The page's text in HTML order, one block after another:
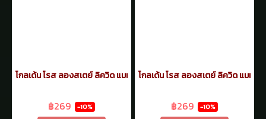
โกลเด้น โรส ลองสเตย์ ลิควิด แมท ลิปสติก ลิปจิ้มจุ่ม แมท 5.5มล. เบอร์
฿269 -10%
โกลเด้น โรส ลองสเตย์ ลิควิด แมท
฿269 -10%